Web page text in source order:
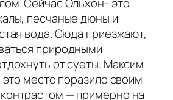
Сейчас Ольхон- это
песчаные дюны и
вода. Сюда приезжают,
природными
от суеты. Максим
это место поразило своим
— примерно на